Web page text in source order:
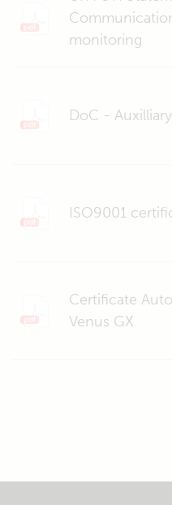
monitoring
DoC -
ISO9001
Certificate
Venus GX